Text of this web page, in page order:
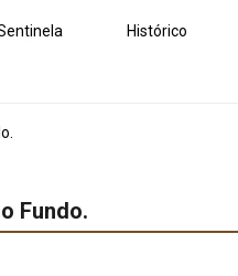
Histórico
Fundo.